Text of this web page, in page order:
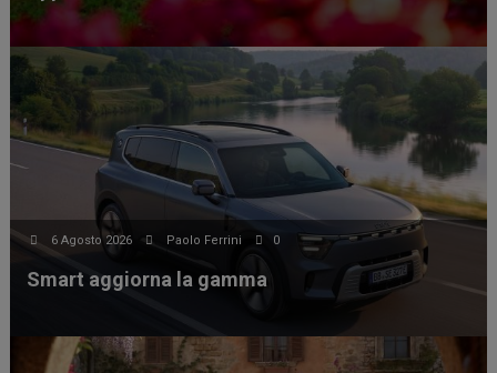
6 Agosto 2026 Paolo Ferrini 0
Smart aggiorna la gamma